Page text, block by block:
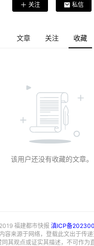
关注 私信
文章 关注 收藏
该用户还没有收藏的文章。
福建都市快报 滇ICP备
容来源于网络，登载此文出于传递
其观点或证实其描述，不可作为